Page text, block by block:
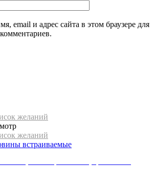
email и адрес сайта в этом браузере для
желаний
желаний
встраиваемые